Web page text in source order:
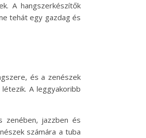
A hangszerkészítők
tehát egy gazdag és
és a zenészek
A leggyakoribb
zenében, jazzben és
számára a tuba